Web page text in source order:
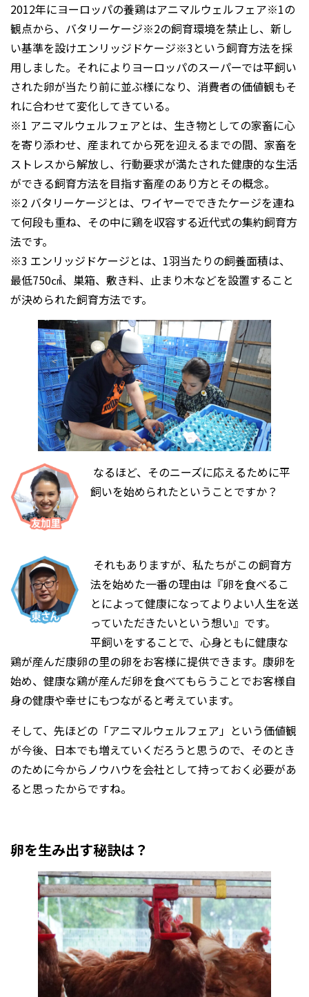
2012年にヨーロッパの養鶏はアニマルウェルフェア※1の
観点から、バタリーケージ※2の飼育環境を禁止し、新し
い基準を設けエンリッジドケージ※3という飼育方法を採
用しました。それによりヨーロッパのスーパーでは平飼い
された卵が当たり前に並ぶ様になり、消費者の価値観もそ
れに合わせて変化してきている。
※1 アニマルウェルフェアとは、生き物としての家畜に心
を寄り添わせ、産まれてから死を迎えるまでの間、家畜を
ストレスから解放し、行動要求が満たされた健康的な生活
ができる飼育方法を目指す畜産のあり方とその概念。
※2 バタリーケージとは、ワイヤーでできたケージを連ね
て何段も重ね、その中に鶏を収容する近代式の集約飼育方
法です。
※3 エンリッジドケージとは、1羽当たりの飼養面積は、
最低750㎠、巣箱、敷き料、止まり木などを設置すること
が決められた飼育方法です。
なるほど、そのニーズに応えるために平
飼いを始められたということですか？
それもありますが、私たちがこの飼育方
法を始めた一番の理由は『卵を食べるこ
とによって健康になってよりよい人生を送
っていただきたいという想い』です。
平飼いをすることで、心身ともに健康な
鶏が産んだ康卵の里の卵をお客様に提供できます。康卵を
始め、健康な鶏が産んだ卵を食べてもらうことでお客様自
身の健康や幸せにもつながると考えています。
そして、先ほどの「アニマルウェルフェア」という価値観
が今後、日本でも増えていくだろうと思うので、そのとき
のために今からノウハウを会社として持っておく必要があ
ると思ったからですね。
卵を生み出す秘訣は？